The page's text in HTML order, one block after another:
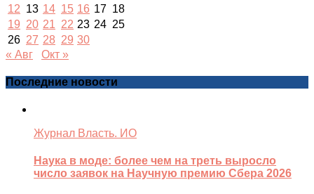
12 13 14 15 16 17 18
19 20 21 22 23 24 25
26 27 28 29 30
« Авг
Окт »
Последние новости
Журнал Власть. ИО
Наука в моде: более чем на треть выросло
число заявок на Научную премию Сбера 2026